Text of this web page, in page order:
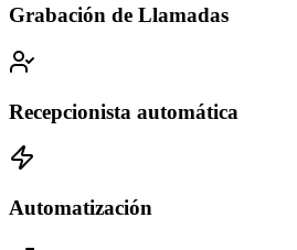
Grabación de Llamadas
Recepcionista automática
Automatización